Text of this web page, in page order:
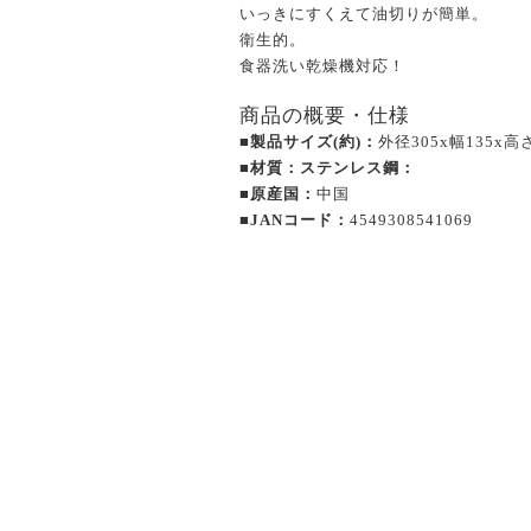
いっきにすくえて油切りが簡単。
衛生的。
食器洗い乾燥機対応！
商品の概要・仕様
■製品サイズ(約)： 外径305x幅135x高
■材質：ステンレス鋼：
■原産国： 中国
■JANコード： 4549308541069